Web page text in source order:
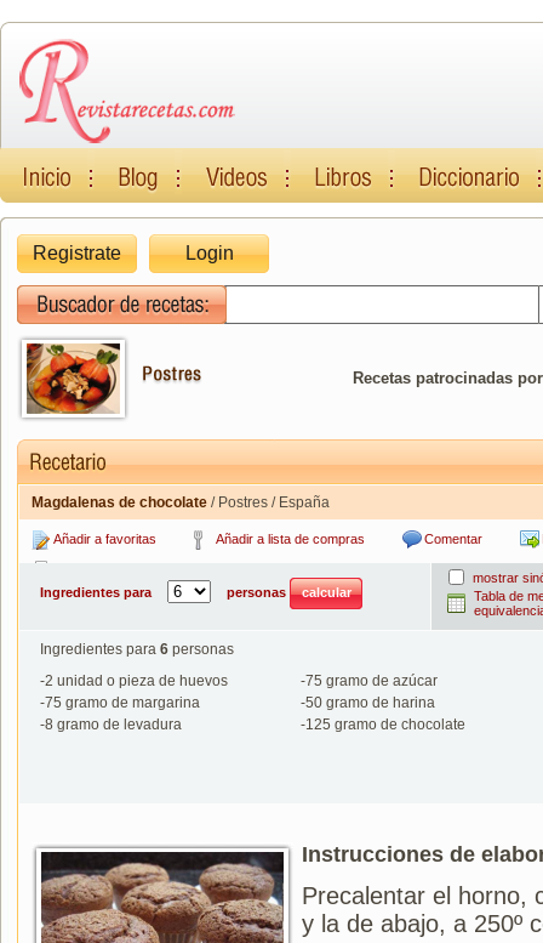
Registrate Login
Recetas patrocinadas
Magdalenas de chocolate / Postres / España
Añadir a favoritas Añadir a lista de compras Comentar
Ingredientes para
personas
mostrar
Tabla de
Ingredientes para 6 personas
-2 unidad o pieza de huevos -75 gramo de azúcar
-75 gramo de margarina -50 gramo de harina
-8 gramo de levadura -125 gramo de chocolate
Instrucciones de
Precalentar el horno,
y la de abajo, a 250º